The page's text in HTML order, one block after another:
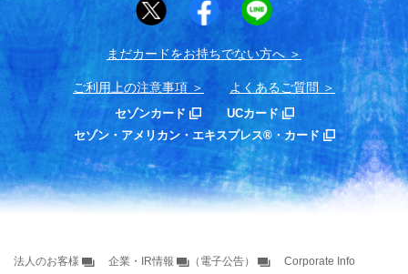
まだカードをお持ちでない⽅へ
ご利用上の注意事項 よくあるご質問
セゾンカード
UCカード
セゾン・アメリカン・エキスプレス®・カード
法人のお客様 企業・IR情報 （電子公告） Corporate Info